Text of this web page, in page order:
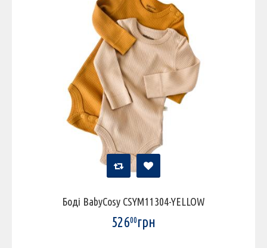
Боді BabyCosy CSYM11304-YELLOW
52600грн